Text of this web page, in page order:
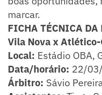
marcar.
FICHA TÉCNICA DA
Vila Nova x Atlético-
Local: Estádio OBA,
Data/horário: 22/
​Árbitro: Sávio